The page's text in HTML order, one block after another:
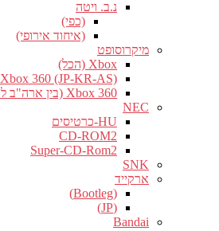
נ.ב. ויטה
(כפי)
(איחוד אירופי)
מיקרוסופט
Xbox (הכל)
Xbox 360 (JP-KR-AS)
Xbox 360 (בין ארה"ב לאיחוד אירופי)
NEC
HU-כרטיסים
CD-ROM2
Super-CD-Rom2
SNK
ארקייד
(Bootleg)
(JP)
Bandai